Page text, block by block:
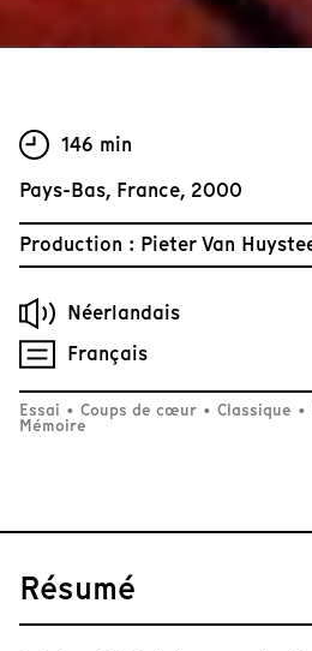
146 min
Pays-Bas, France, 2000
Production : Pieter Van
Néerlandais
Français
Essai • Coups de cœur • Classique •
Mémoire
Résumé